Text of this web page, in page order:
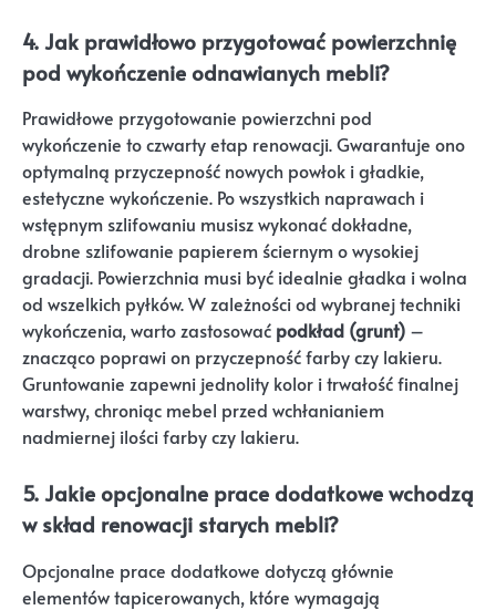
4. Jak prawidłowo przygotować powierzchnię
pod wykończenie odnawianych mebli?
Prawidłowe przygotowanie powierzchni pod
wykończenie to czwarty etap renowacji. Gwarantuje ono
optymalną przyczepność nowych powłok i gładkie,
estetyczne wykończenie. Po wszystkich naprawach i
wstępnym szlifowaniu musisz wykonać dokładne,
drobne szlifowanie papierem ściernym o wysokiej
gradacji. Powierzchnia musi być idealnie gładka i wolna
od wszelkich pyłków. W zależności od wybranej techniki
wykończenia, warto zastosować podkład (grunt) –
znacząco poprawi on przyczepność farby czy lakieru.
Gruntowanie zapewni jednolity kolor i trwałość finalnej
warstwy, chroniąc mebel przed wchłanianiem
nadmiernej ilości farby czy lakieru.
5. Jakie opcjonalne prace dodatkowe wchodzą
w skład renowacji starych mebli?
Opcjonalne prace dodatkowe dotyczą głównie
elementów tapicerowanych, które wymagają